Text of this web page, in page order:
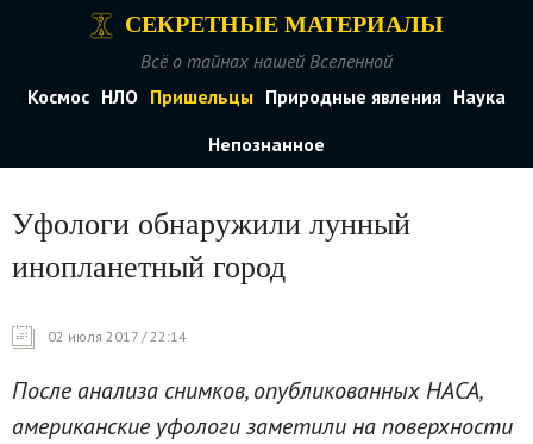
СЕКРЕТНЫЕ МАТЕРИАЛЫ
Всё о тайнах нашей Вселенной
Космос НЛО Пришельцы Природные явления Наука
Непознанное
Уфологи обнаружили лунный
инопланетный город
02 июля 2017 / 22:14
После анализа снимков, опубликованных НАСА,
американские уфологи заметили на поверхности